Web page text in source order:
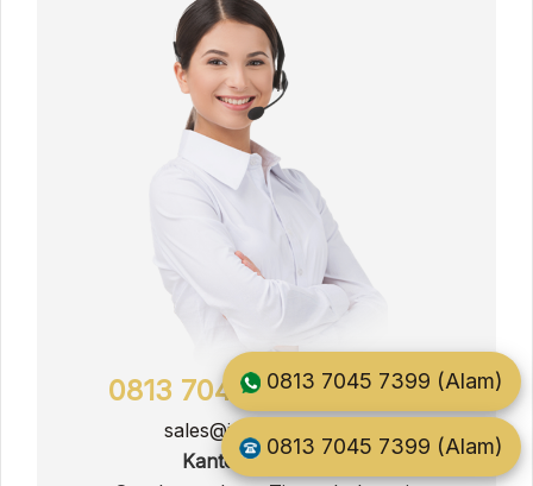
0813 7045 7399 (Alam)
sales@jati.furnitur.co.id
Kantor Pemasaran
0813 7045 7399 (Alam)
0813 7045 7399 (Alam)